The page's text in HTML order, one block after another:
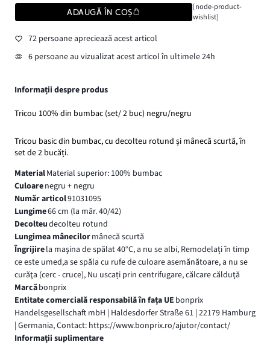
ADAUGĂ ÎN COȘ
[node-product-
wishlist]
72 persoane apreciează acest articol
6 persoane au vizualizat acest articol în ultimele 24h
Informații despre produs
Tricou 100% din bumbac (set/ 2 buc) negru/negru
Tricou basic din bumbac, cu decolteu rotund și mânecă scurtă, în
set de 2 bucăți.
MaterialMaterial superior: 100% bumbac
Culoarenegru + negru
Număr articol91031095
Lungime66 cm (la măr. 40/42)
Decolteudecolteu rotund
Lungimea mânecilormânecă scurtă
Îngrijirela maşina de spălat 40°C, a nu se albi, Remodelați în timp
ce este umed,a se spăla cu rufe de culoare asemănătoare, a nu se
curăţa (cerc - cruce), Nu uscați prin centrifugare, călcare călduţă
Marcăbonprix
Entitate comercială responsabilă în fața UE bonprix
Handelsgesellschaft mbH | Haldesdorfer Straße 61 | 22179 Hamburg
| Germania, Contact: https://www.bonprix.ro/ajutor/contact/
Informaţii suplimentare